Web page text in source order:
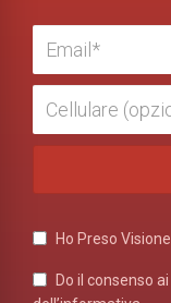
Ho Preso
Do il consenso